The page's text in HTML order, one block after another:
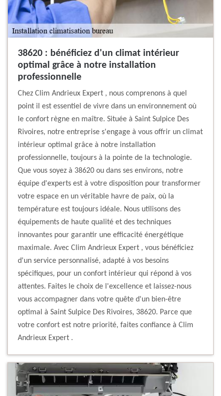
38620 : bénéficiez d'un climat intérieur
optimal grâce à notre installation
professionnelle
Chez Clim Andrieux Expert , nous comprenons à quel
point il est essentiel de vivre dans un environnement où
le confort règne en maître. Située à Saint Sulpice Des
Rivoires, notre entreprise s'engage à vous offrir un climat
intérieur optimal grâce à notre installation
professionnelle, toujours à la pointe de la technologie.
Que vous soyez à 38620 ou dans ses environs, notre
équipe d'experts est à votre disposition pour transformer
votre espace en un véritable havre de paix, où la
température est toujours idéale. Nous utilisons des
équipements de haute qualité et des techniques
innovantes pour garantir une efficacité énergétique
maximale. Avec Clim Andrieux Expert , vous bénéficiez
d'un service personnalisé, adapté à vos besoins
spécifiques, pour un confort intérieur qui répond à vos
attentes. Faites le choix de l'excellence et laissez-nous
vous accompagner dans votre quête d'un bien-être
optimal à Saint Sulpice Des Rivoires, 38620. Parce que
votre confort est notre priorité, faites confiance à Clim
Andrieux Expert .